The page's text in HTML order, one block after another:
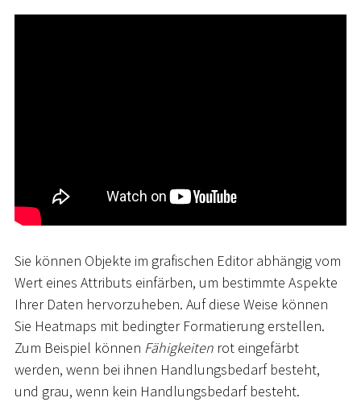
Sie können Objekte im grafischen Editor abhängig vom
Wert eines Attributs einfärben, um bestimmte Aspekte
Ihrer Daten hervorzuheben. Auf diese Weise können
Sie Heatmaps mit bedingter Formatierung erstellen.
Zum Beispiel können Fähigkeiten rot eingefärbt
werden, wenn bei ihnen Handlungsbedarf besteht,
und grau, wenn kein Handlungsbedarf besteht.